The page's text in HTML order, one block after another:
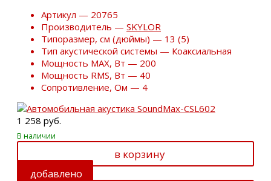
Артикул — 20765
Производитель — SKYLOR
Типоразмер, см (дюймы) — 13 (5)
Тип акустической системы — Коаксиальная
Мощность MAX, Вт — 200
Мощность RMS, Вт — 40
Сопротивление, Ом — 4
1 258 руб.
В наличии
в корзину
добавлено